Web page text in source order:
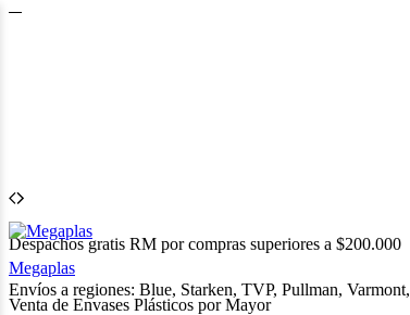
Despachos gratis RM por compras superiores a $200.000
Envíos a regiones: Blue, Starken, TVP, Pullman, Varmont,
Megaplas
Venta de Envases Plásticos por Mayor